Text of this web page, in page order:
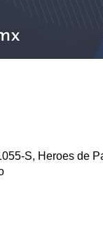
S, Heroes de